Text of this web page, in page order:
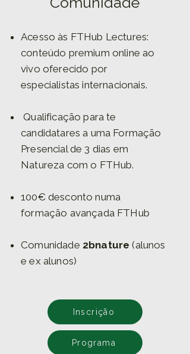
Acesso às FTHub Lectures:
conteúdo premium online ao
vivo oferecido por
especialistas internacionais.
Qualificação para te
candidatares a uma Formação
Presencial de 3 dias em
Natureza com o FTHub.
100€ desconto numa
formação avançada FTHub
Comunidade 2bnature (alunos
e ex alunos)
Inscrição
Programa